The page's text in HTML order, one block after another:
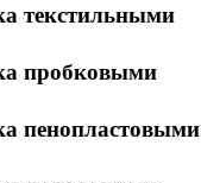
текстильными
пробковыми
пенопластовыми